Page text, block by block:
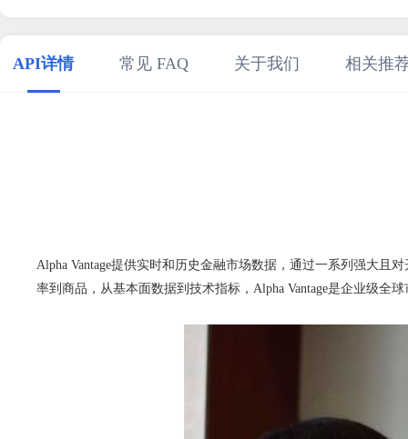
API详情 常见 FAQ 关于我们 相关推
Alpha Vantage提供实时和历史金融市场数据，通过一系列强大且
率到商品，从基本面数据到技术指标，Alpha Vantage是企业级全